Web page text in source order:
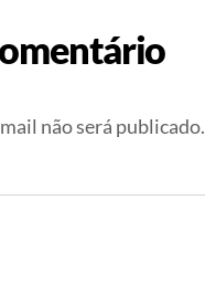
não será publicado.